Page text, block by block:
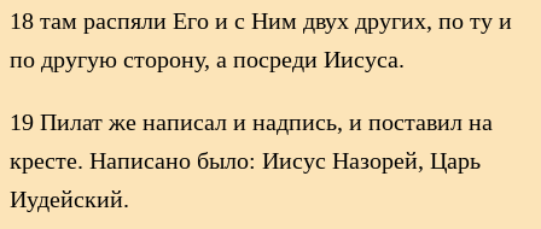
18 там распяли Его и с Ним двух других, по ту и
по другую сторону, а посреди Иисуса.
19 Пилат же написал и надпись, и поставил на
кресте. Написано было: Иисус Назорей, Царь
Иудейский.